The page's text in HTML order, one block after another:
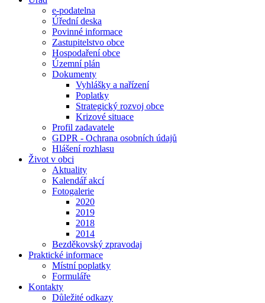
e-podatelna
Úřední deska
Povinné informace
Zastupitelstvo obce
Hospodaření obce
Územní plán
Dokumenty
Vyhlášky a nařízení
Poplatky
Strategický rozvoj obce
Krizové situace
Profil zadavatele
GDPR - Ochrana osobních údajů
Hlášení rozhlasu
Život v obci
Aktuality
Kalendář akcí
Fotogalerie
2020
2019
2018
2014
Bezděkovský zpravodaj
Praktické informace
Místní poplatky
Formuláře
Kontakty
Důležité odkazy